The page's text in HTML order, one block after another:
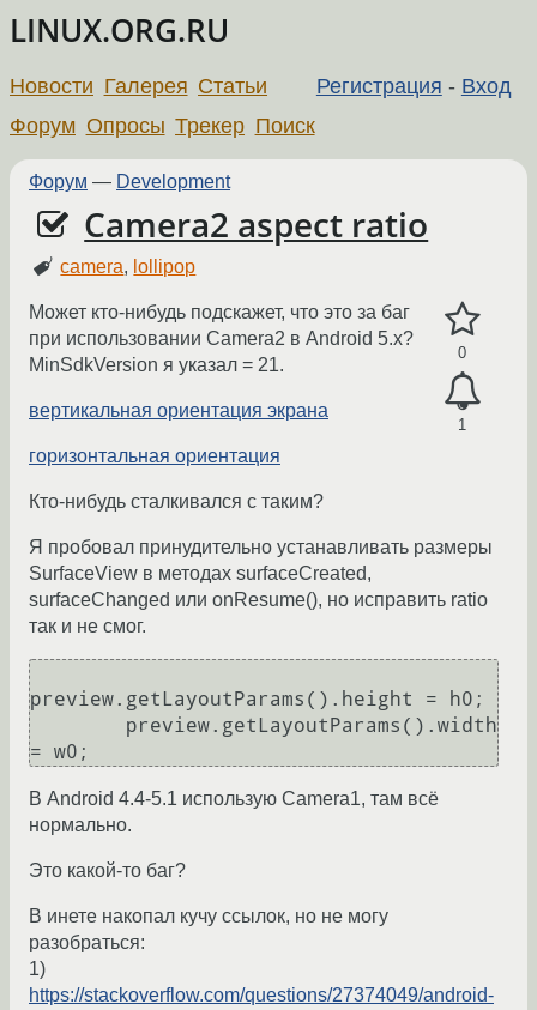
LINUX.ORG.RU
Регистрация - Вход
Новости Галерея Статьи
Форум Опросы Трекер Поиск
Форум — Development
Camera2 aspect ratio
camera, lollipop
0
1
Может кто-нибудь подскажет, что это за баг
при использовании Camera2 в Android 5.x?
MinSdkVersion я указал = 21.
вертикальная ориентация экрана
горизонтальная ориентация
Кто-нибудь сталкивался с таким?
Я пробовал принудительно устанавливать размеры
SurfaceView в методах surfaceCreated,
surfaceChanged или onResume(), но исправить ratio
так и не смог.
preview.getLayoutParams().height = h0;
В Android 4.4-5.1 использую Camera1, там всё
нормально.
Это какой-то баг?
В инете накопал кучу ссылок, но не могу
разобраться:
1)
https://stackoverflow.com/questions/27374049/android-